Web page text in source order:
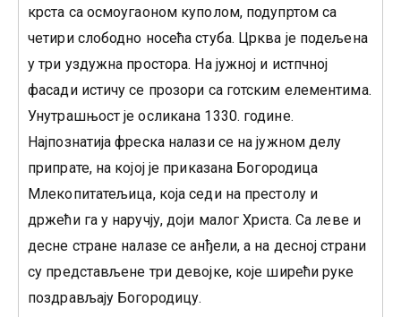
крста са осмоугаоном куполом, подупртом са
четири слободно носећа стуба. Црква је подељена
у три уздужна простора. На јужној и истпчној
фасади истичу се прозори са готским елементима.
Унутрашњост је осликана 1330. године.
Најпознатија фреска налази се на јужном делу
припрате, на којој је приказана Богородица
Млекопитатељица, која седи на престолу и
држећи га у наручју, доји малог Христа. Са леве и
десне стране налазе се анђели, а на десној страни
су представљене три девојке, које ширећи руке
поздрављају Богородицу.